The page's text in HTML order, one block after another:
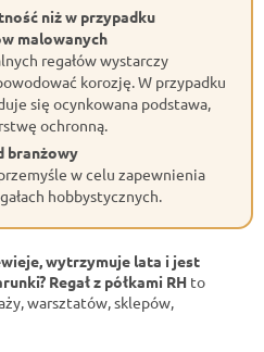
niż w przypadku
malowanych
regałów wystarczy
korozję. W przypadku
się ocynkowana podstawa,
ochronną.
branżowy
w celu zapewnienia
hobbystycznych.
wytrzymuje lata i jest
Regał z półkami RH to
warsztatów, sklepów,